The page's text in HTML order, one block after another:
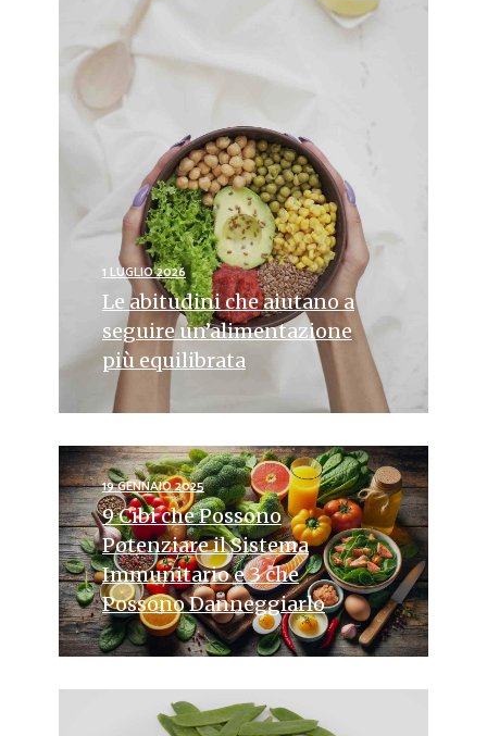
1 LUGLIO 2026
Le abitudini che aiutano a
seguire un’alimentazione
più equilibrata
19 GENNAIO 2025
9 Cibi che Possono
Potenziare il Sistema
Immunitario e 3 che
Possono Danneggiarlo